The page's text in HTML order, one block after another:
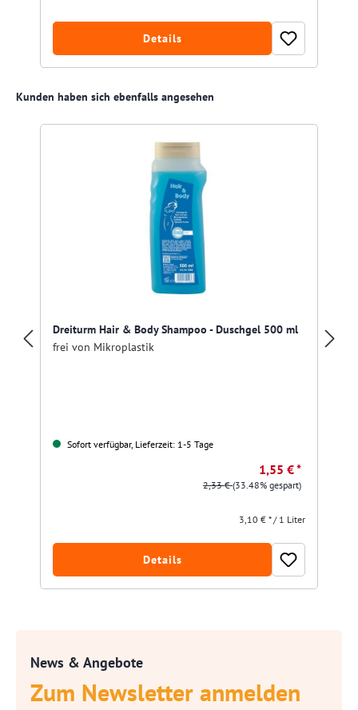
Details
Produktgalerie überspringen
Kunden haben sich ebenfalls angesehen
Dreiturm Hair & Body Shampoo - Duschgel 500 ml
frei von Mikroplastik
Sofort verfügbar, Lieferzeit: 1-5 Tage
1,55 € *
2,33 €(33.48% gespart)
3,10 € * / 1 Liter
Details
News & Angebote
Zum Newsletter anmelden